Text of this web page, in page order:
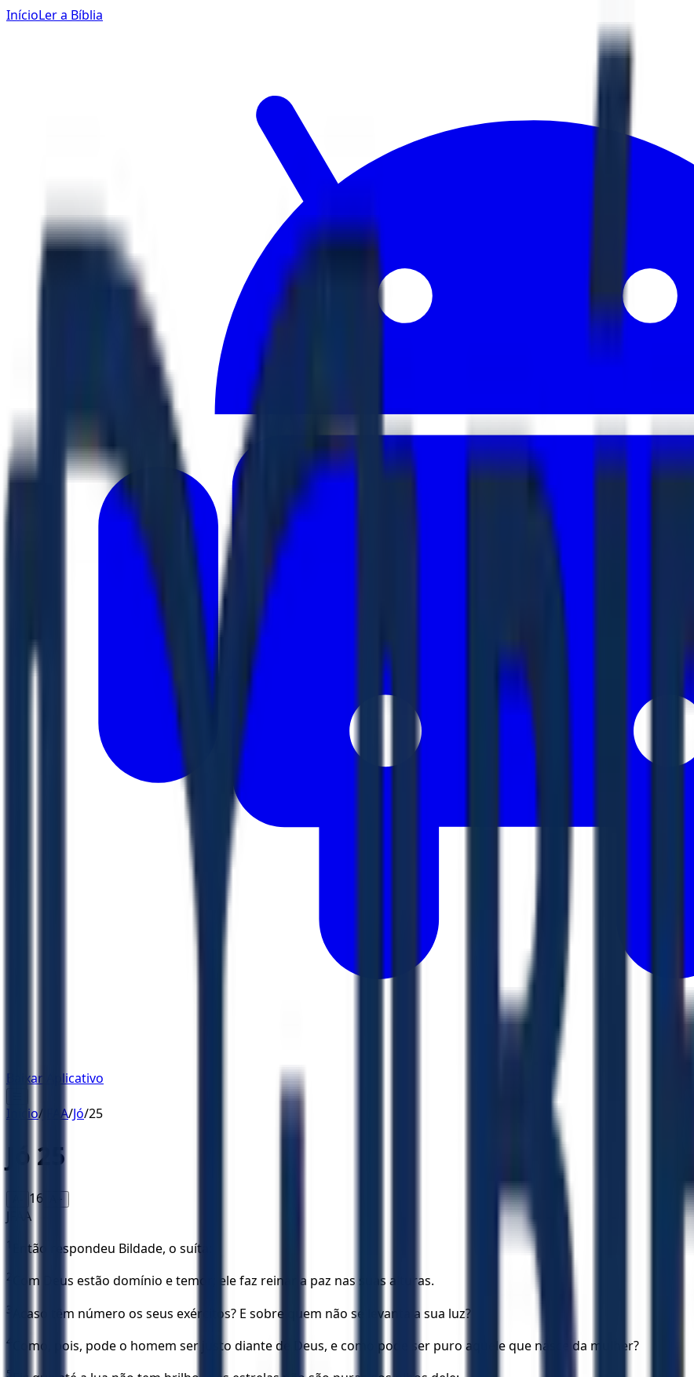
InícioLer a Bíblia
Baixar Aplicativo
Início/ JFAA/Jó/25
Jó 25
16 A+
JFAA
1 Então respondeu Bildade, o suíta:
2 Com Deus estão domínio e temor; ele faz reinar a paz nas suas alturas.
3 Acaso têm número os seus exércitos? E sobre quem não se levanta a sua luz?
4 Como, pois, pode o homem ser justo diante de Deus, e como pode ser puro aquele que nasce da mulher?
5